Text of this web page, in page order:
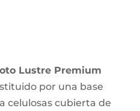
Lustre Premium
por una base
celulosas cubierta de